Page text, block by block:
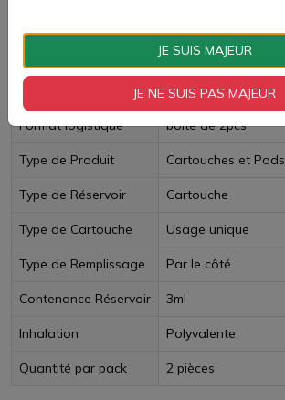
Fiche technique
Format logistique boite de 2pcs
Type de Produit Cartouches et Pods
Type de Réservoir Cartouche
Type de Cartouche Usage unique
Type de Remplissage Par le côté
Contenance Réservoir 3ml
Inhalation Polyvalente
Quantité par pack 2 pièces
JE SUIS MAJEUR
JE NE SUIS PAS MAJEUR